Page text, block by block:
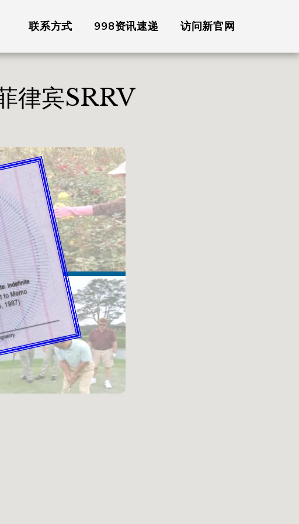
联系方式 998资讯速递 访问新官网
律宾SRRV